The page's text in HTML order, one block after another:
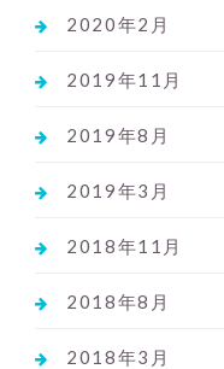
2020年2月
2019年11月
2019年8月
2019年3月
2018年11月
2018年8月
2018年3月